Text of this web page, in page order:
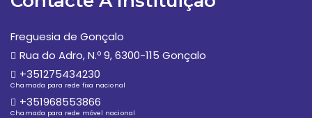
Freguesia de Gonçalo
Rua do Adro, N.º 9, 6300-115 Gonçalo
+351275434230
Chamada para rede fixa nacional
+351968553866
Chamada para rede móvel nacional